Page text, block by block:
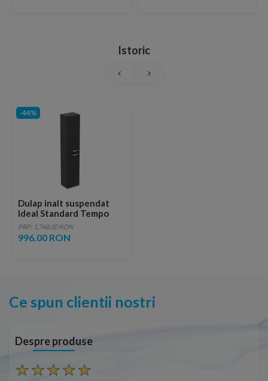
Istoric
-44%
Dulap inalt suspendat
Ideal Standard Tempo
30x150 cm gri lucios 2
usi
PRP: 1,748.00 RON
996.00 RON
Ce spun clientii nostri
Despre produse